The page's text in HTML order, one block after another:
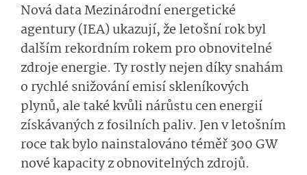
Nová data Mezinárodní energetické
agentury (IEA) ukazují, že letošní rok byl
dalším rekordním rokem pro obnovitelné
zdroje energie. Ty rostly nejen díky snahám
o rychlé snižování emisí skleníkových
plynů, ale také kvůli nárůstu cen energií
získávaných z fosilních paliv. Jen v letošním
roce tak bylo nainstalováno téměř 300 GW
nové kapacity z obnovitelných zdrojů.